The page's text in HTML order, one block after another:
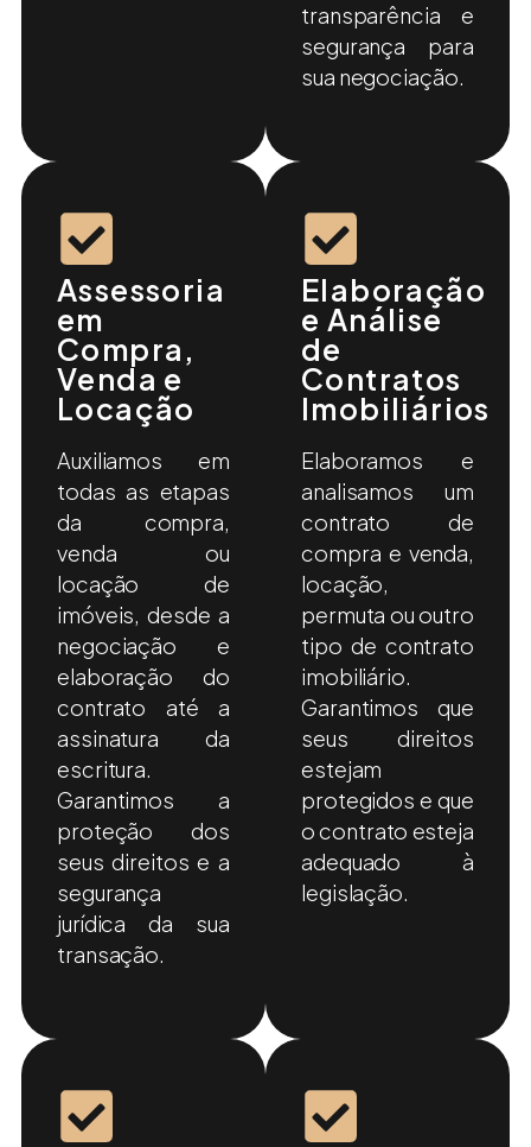
transparência e
segurança para
sua negociação.
Assessoria
em
Compra,
Venda e
Locação
Auxiliamos em
todas as etapas
da compra,
venda ou
locação de
imóveis, desde a
negociação e
elaboração do
contrato até a
assinatura da
escritura.
Garantimos a
proteção dos
seus direitos e a
segurança
jurídica da sua
transação.
Elaboração
e Análise
de
Contratos
Imobiliários
Elaboramos e
analisamos um
contrato de
compra e venda,
locação,
permuta ou outro
tipo de contrato
imobiliário.
Garantimos que
seus direitos
estejam
protegidos e que
o contrato esteja
adequado à
legislação.